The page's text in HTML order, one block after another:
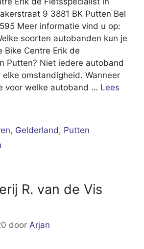
9 3881 BK Putten Bel
Meer informatie vind u op:
soorten autobanden kun je
Bike Centre Erik de
Putten? Niet iedere autoband
elke omstandigheid. Wanneer
voor welke autoband … Lees
, Gelderland, Putten
R. van de Vis
door Arjan